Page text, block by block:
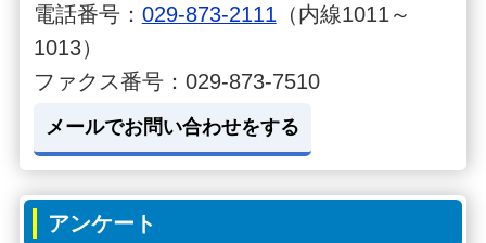
電話番号： 029-873-2111 （内線1011～
1013）
ファクス番号：029-873-7510
メールでお問い合わせをする
アンケート